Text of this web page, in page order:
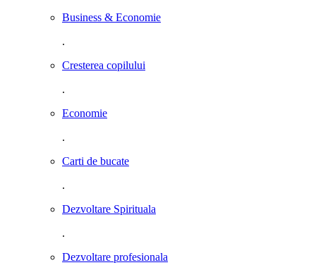
Business & Economie
.
Cresterea copilului
.
Economie
.
Carti de bucate
.
Dezvoltare Spirituala
.
Dezvoltare profesionala